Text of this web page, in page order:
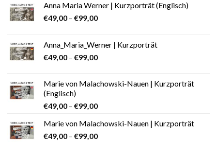
Anna Maria Werner | Kurzporträt (Englisch)
€49,00 – €99,00
Anna_Maria_Werner | Kurzporträt
€49,00 – €99,00
Marie von Malachowski-Nauen | Kurzporträt
(Englisch)
€49,00 – €99,00
Marie von Malachowski-Nauen | Kurzporträt
€49,00 – €99,00